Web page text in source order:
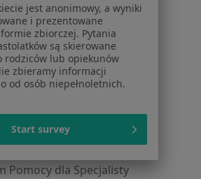
mobilne
dla pacjentów
profesjonalistów
Cennik
Notes nowość
Pomocy dla Specjalisty
jest anonimowy, a wyniki
i prezentowane
zbiorczej. Pytania
są skierowane
rodziców lub opiekunów
zbieramy informacji
od osób niepełnoletnich.
Start survey